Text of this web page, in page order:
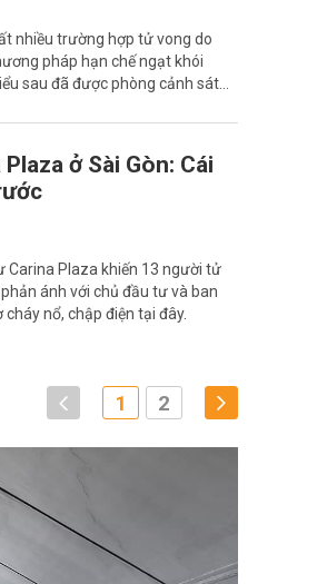
nhiều trường hợp tử vong do
pháp hạn chế ngạt khói
sau đã được phòng cảnh sát...
ở Sài Gòn: Cái
Carina Plaza khiến 13 người tử
ánh với chủ đầu tư và ban
nổ, chập điện tại đây.
1 2